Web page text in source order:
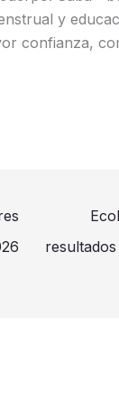
y
confianza,